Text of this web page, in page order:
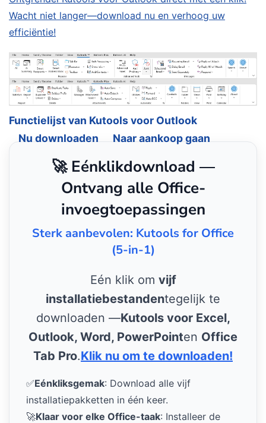
Wacht niet langer—download nu en verhoog uw
efficiëntie!
Functielijst van Kutools voor Outlook
Nu downloaden
Naar aankoop gaan
🚀 Eénklikdownload —
Ontvang alle Office-
invoegtoepassingen
Sterk aanbevolen: Kutools for Office
(5-in-1)
Eén klik om vijf
installatiebestandentegelijk te
downloaden —Kutools voor Excel,
Outlook, Word, PowerPointen Office
Tab Pro.Klik nu om te downloaden!
✅Eénkliksgemak: Download alle vijf
installatiepakketten in één keer.
🚀Klaar voor elke Office-taak: Installeer de